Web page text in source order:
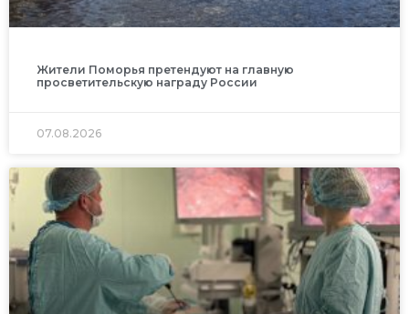
Жители Поморья претендуют на главную
просветительскую награду России
07.08.2026